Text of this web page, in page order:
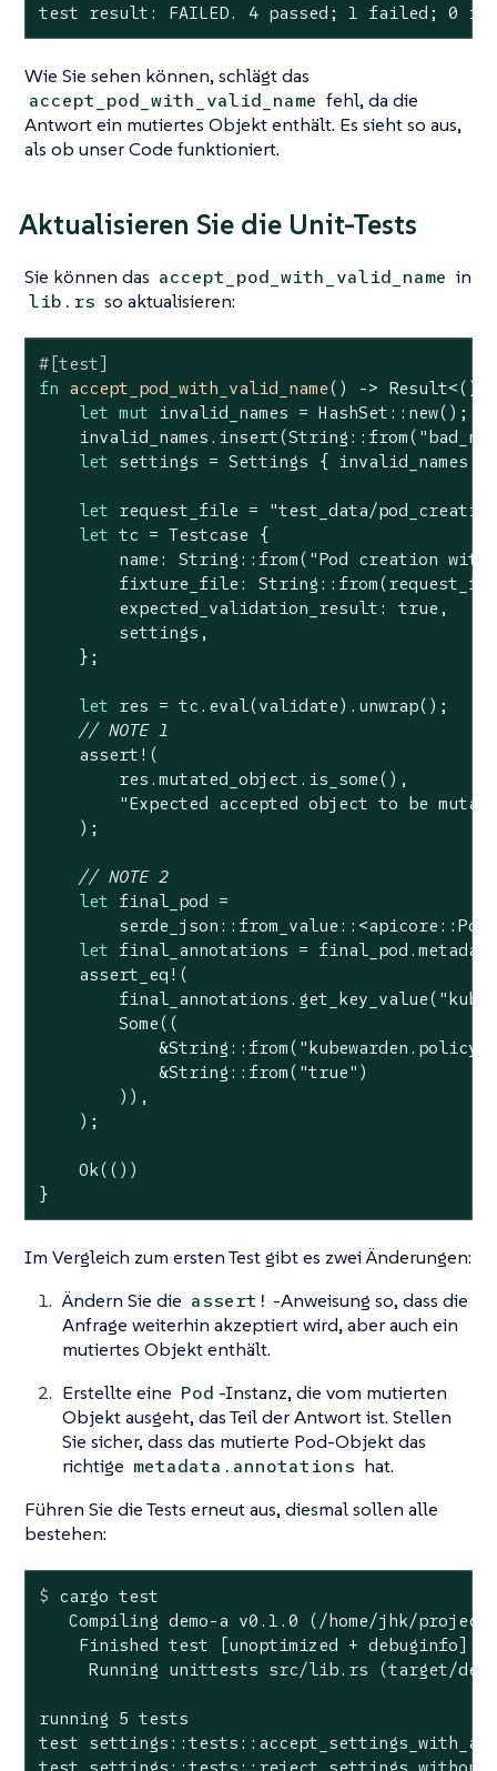
test result: FAILED. 4 passed; 1 failed; 0
Wie Sie sehen können, schlägt das
accept_pod_with_valid_name fehl, da die
Antwort ein mutiertes Objekt enthält. Es sieht so aus,
als ob unser Code funktioniert.
Aktualisieren Sie die Unit-Tests
Sie können das accept_pod_with_valid_name in
lib.rs so aktualisieren:
#[test]
fn accept_pod_with_valid_name() -> Result<(),
let mut invalid_names = HashSet::new();
    invalid_names.insert(
String ::from(
let settings = Settings { invalid_names };
let request_file =
"test_data/
let tc = Testcase {
        name:
String ::from( "Pod creation with
        fixture_file:
String
        expected_validation_result:
true,
        settings,
    };
let res = tc.eval(validate).unwrap();
// NOTE 1
assert! (
        res.mutated_object.is_some(),
"Expected accepted object to be
    );
// NOTE 2
let final_pod =
let final_annotations =
assert_eq! (
        final_annotations.get_key_value(
Some((
            &
String ::from(
            &
String ::from( "true" )
        )),
    );
Ok(())
}
Im Vergleich zum ersten Test gibt es zwei Änderungen:
Ändern Sie die assert! -Anweisung so, dass die
Anfrage weiterhin akzeptiert wird, aber auch ein
mutiertes Objekt enthält.
Erstellte eine Pod -Instanz, die vom mutierten
Objekt ausgeht, das Teil der Antwort ist. Stellen
Sie sicher, dass das mutierte Pod-Objekt das
richtige metadata.annotations hat.
Führen Sie die Tests erneut aus, diesmal sollen alle
bestehen:
$ cargo test
Compiling demo-a v0.1.0 (/home/jhk/
Finished test [unoptimized + debuginfo]
Running unittests src/lib.rs (target/
running 5 tests
test